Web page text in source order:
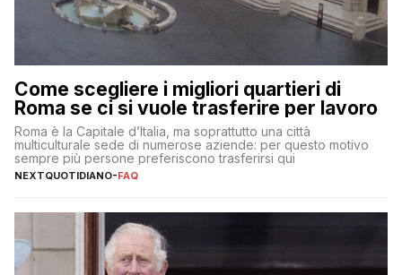
Come scegliere i migliori quartieri di
Roma se ci si vuole trasferire per lavoro
Roma è la Capitale d’Italia, ma soprattutto una città
multiculturale sede di numerose aziende: per questo motivo
sempre più persone preferiscono trasferirsi qui
NEXTQUOTIDIANO-FAQ